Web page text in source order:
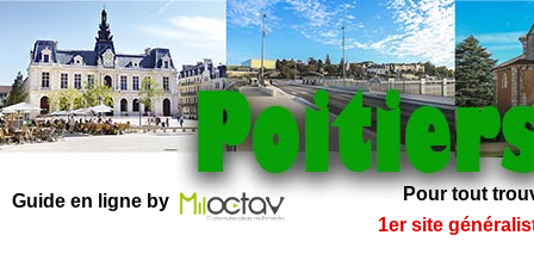
Pour tout
1er site
Guide en ligne by